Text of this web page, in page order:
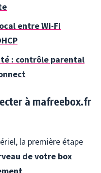
entre Wi-Fi
: contrôle parental
à mafreebox.fr
la première étape
de votre box